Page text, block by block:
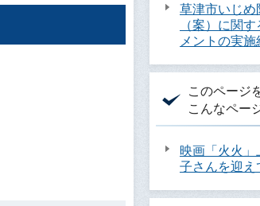
草津市いじ
（案）に関
メントの実
このページ
こんなペー
映画「火火
子さんを迎え